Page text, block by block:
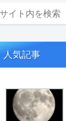
人気記事